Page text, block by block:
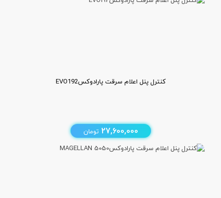
کنترل پنل اعلام سرقت پارادوکسEVO192
27,600,000 تومان